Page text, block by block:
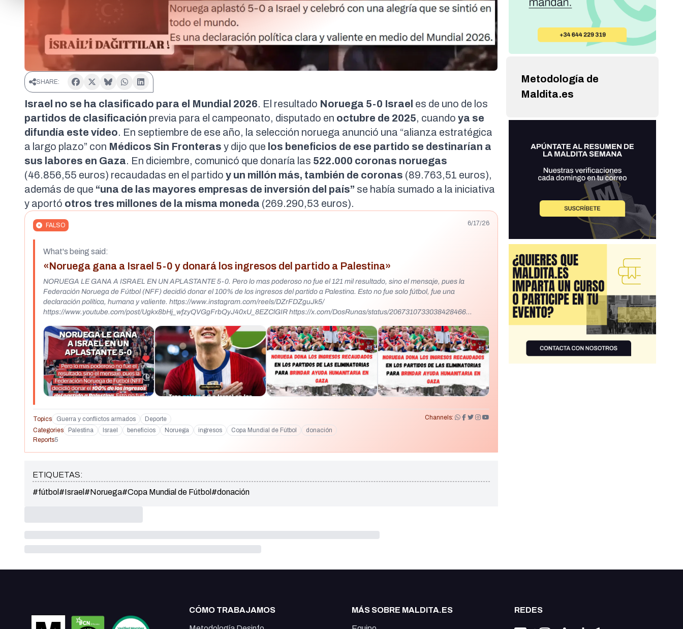
SHARE:
Israel no se ha clasificado para el Mundial 2026. El resultado Noruega 5-0 Israel es de uno de los
partidos de clasificación previa para el campeonato, disputado en octubre de 2025, cuando ya se
difundía este vídeo. En septiembre de ese año, la selección noruega anunció una “alianza estratégica
a largo plazo” con Médicos Sin Fronteras y dijo que los beneficios de ese partido se destinarían a
sus labores en Gaza. En diciembre, comunicó que donaría las 522.000 coronas noruegas
(46.856,55 euros) recaudadas en el partido y un millón más, también de coronas (89.763,51 euros),
además de que “una de las mayores empresas de inversión del país” se había sumado a la iniciativa
y aportó otros tres millones de la misma moneda (269.290,53 euros).
FALSO 6/17/26
What's being said:
«Noruega gana a Israel 5-0 y donará los ingresos del partido a Palestina»
NORUEGA LE GANA A ISRAEL EN UN APLASTANTE 5-0. Pero lo mas poderoso no fue el 121 mil resultado, sino el mensaje, pues la
Federación Noruega de Fútbol (NFF) decidió donar el 100% de los ingresos del partido a Palestina. Esto no fue solo fútbol, fue una
declaración política, humana y valiente. https://www.instagram.com/reels/DZrFDZguJk5/
https://www.youtube.com/post/Ugkx8bHj_wfzyQVGgFrbQyJ40xU_8EZClGIR https://x.com/DosRunas/status/2067310733038428466
Topics Guerra y conflictos armados Deporte
Channels:
Categories
Palestina Israel beneficios Noruega ingresos Copa Mundial de Fútbol
donación
Reports5
ETIQUETAS:
#fútbol #Israel #Noruega#Copa Mundial de Fútbol #donación
Metodología de
Maldita.es
CÓMO TRABAJAMOS MÁS SOBRE MALDITA.ES REDES